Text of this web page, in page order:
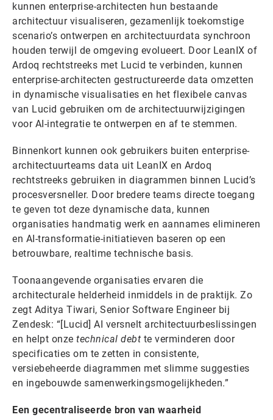
kunnen enterprise-architecten hun bestaande
architectuur visualiseren, gezamenlijk toekomstige
scenario’s ontwerpen en architectuurdata synchroon
houden terwijl de omgeving evolueert. Door LeanIX of
Ardoq rechtstreeks met Lucid te verbinden, kunnen
enterprise-architecten gestructureerde data omzetten
in dynamische visualisaties en het flexibele canvas
van Lucid gebruiken om de architectuurwijzigingen
voor AI-integratie te ontwerpen en af te stemmen.
Binnenkort kunnen ook gebruikers buiten enterprise-
architectuurteams data uit LeanIX en Ardoq
rechtstreeks gebruiken in diagrammen binnen Lucid’s
procesversneller. Door bredere teams directe toegang
te geven tot deze dynamische data, kunnen
organisaties handmatig werk en aannames elimineren
en AI-transformatie-initiatieven baseren op een
betrouwbare, realtime technische basis.
Toonaangevende organisaties ervaren die
architecturale helderheid inmiddels in de praktijk. Zo
zegt Aditya Tiwari, Senior Software Engineer bij
Zendesk: “[Lucid] AI versnelt architectuurbeslissingen
en helpt onze technical debt te verminderen door
specificaties om te zetten in consistente,
versiebeheerde diagrammen met slimme suggesties
en ingebouwde samenwerkingsmogelijkheden.”
Een gecentraliseerde bron van waarheid